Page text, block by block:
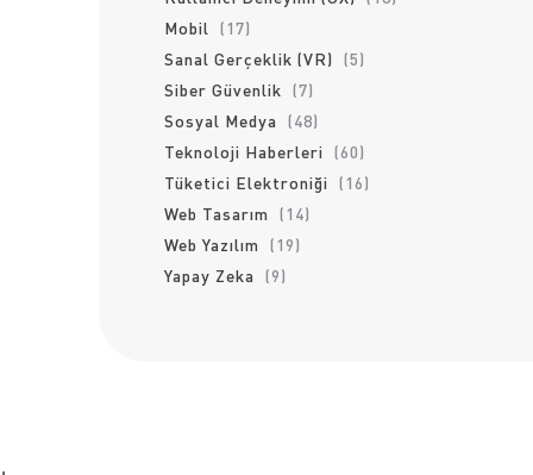
Mobil
(17)
Sanal Gerçeklik (VR)
(5)
Siber Güvenlik (7)
Sosyal Medya
(48)
Teknoloji Haberleri
(60)
Tüketici Elektroniği
(16)
Web Tasarım
(14)
Web Yazılım
(19)
Yapay Zeka
(9)